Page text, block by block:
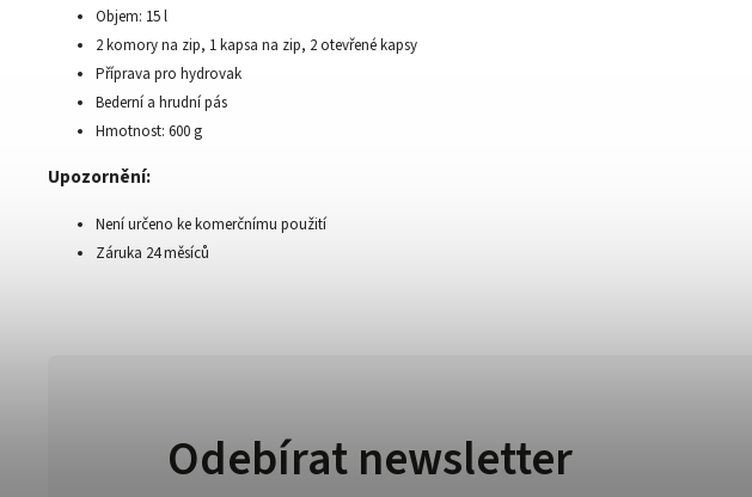
Objem: 15 l
2 komory na zip, 1 kapsa na zip, 2 otevřené kapsy
Příprava pro hydrovak
Bederní a hrudní pás
Hmotnost: 600 g
Upozornění:
Není určeno ke komerčnímu použití
Záruka 24 měsíců
Odebírat newsletter